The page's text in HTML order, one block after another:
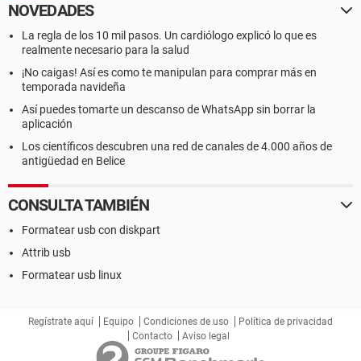
NOVEDADES
La regla de los 10 mil pasos. Un cardiólogo explicó lo que es
realmente necesario para la salud
¡No caigas! Así es como te manipulan para comprar más en
temporada navideña
Así puedes tomarte un descanso de WhatsApp sin borrar la
aplicación
Los científicos descubren una red de canales de 4.000 años de
antigüedad en Belice
CONSULTA TAMBIÉN
Formatear usb con diskpart
Attrib usb
Formatear usb linux
Regístrate aquí Equipo Condiciones de uso
Política de privacidad
Contacto
Aviso legal